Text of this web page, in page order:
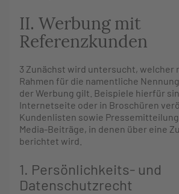
II. Werbung mit
Referenzkunden
3 Zunächst wird untersucht, welcher
Rahmen für die namentliche
der Werbung gilt. Beispiele hierfür
Internetseite oder in Broschüren
Kundenlisten sowie
Media-Beiträge, in denen über eine
berichtet wird.
1. Persönlichkeits- und
Datenschutzrecht